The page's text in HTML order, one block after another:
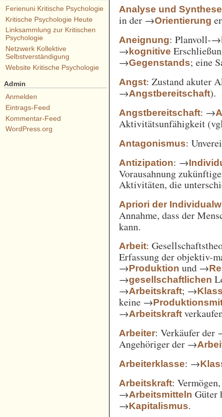
Analyse und Synthese
in der →Orientierung
Aneignung: Planvoll-→
→kognitive
→Gegenstands; eine
Angst: Zustand akuter
→Angstbereitschaft).
Angstbereitschaft: →
Aktivitätsunfähigkeit
Antagonismus:
Antizipation: →
Vorausahnung
Aktivitäten, die
Apriori der
Annahme, dass der
kann.
Arbeit:
Erfassung der objektiv-
→Produktion und →
→gesellschaftlichen
→Arbeitskraft; →
keine →
→Arbeitskraft
Arbeiter: Verkäufer der
Angehöriger der →
Arbeiterklasse: →
Arbeitskraft:
→Arbeitsmitteln Güter
→Kapitalismus.
Ferienuni Kritische Psychologie
Kritische Psychologie Heute
Linksammlung zur Kritischen
Psychologie
Netzwerk Kollektive
Selbstverständigung
Website Kritische Psychologie
Admin
Anmelden
Eintrags-Feed
Kommentar-Feed
WordPress.org